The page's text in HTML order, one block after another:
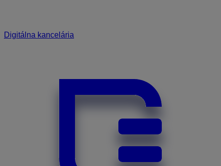
Digitálna kancelária